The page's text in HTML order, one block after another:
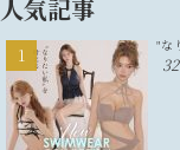
人気記事
"な